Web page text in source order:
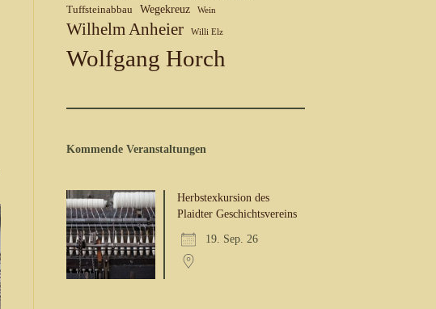
Tuffsteinabbau Wegekreuz Wein
Wilhelm Anheier Willi Elz
Wolfgang Horch
Kommende Veranstaltungen
Herbstexkursion des
Plaidter Geschichtsvereins
19. Sep. 26